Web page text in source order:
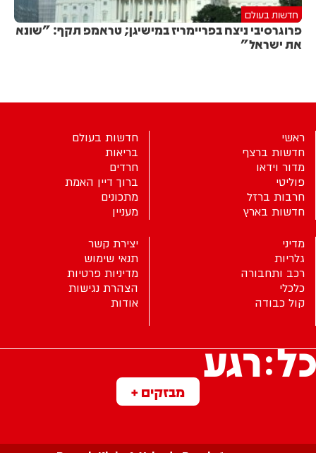
חדשות בעולם
פרוגרסיבי ניצח בפריימריז במישיגן; טראמפ תקף: "שונא
את ישראל"
מבזקים +
ראשי
חדשות ברצף
מדור וידאו
פוליטי
חרבות ברזל
חדשות בארץ
חדשות בעולם
בריאות
חרדים
ברוך דיין האמת
מתכונים
מעניין
מדיני
גלריות
רכב ותחבורה
כלכלי
קול כבודה
יצירת קשר
תנאי שימוש
מדיניות פרטיות
הצהרת נגישות
אודות